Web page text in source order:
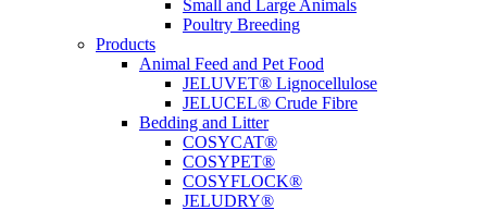
Small and Large Animals
Poultry Breeding
Products
Animal Feed and Pet Food
JELUVET® Lignocellulose
JELUCEL® Crude Fibre
Bedding and Litter
COSYCAT®
COSYPET®
COSYFLOCK®
JELUDRY®